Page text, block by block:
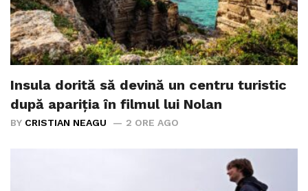
Insula dorită să devină un centru turistic
după apariția în filmul lui Nolan
BY CRISTIAN NEAGU 2 ORE AGO